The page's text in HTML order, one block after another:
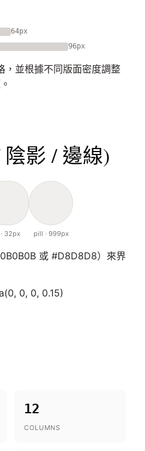
64px
96px
並根據不同版面密度調整
影 / 邊線)
32px pill · 999px
或 #D8D8D8）來界
0, 0, 0.15)
12
COLUMNS